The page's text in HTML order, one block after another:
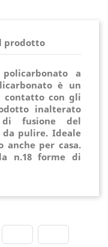
prodotto
a
è un
contatto con gli
inalterato
fusione del
da pulire. Ideale
per casa.
n.18 forme di